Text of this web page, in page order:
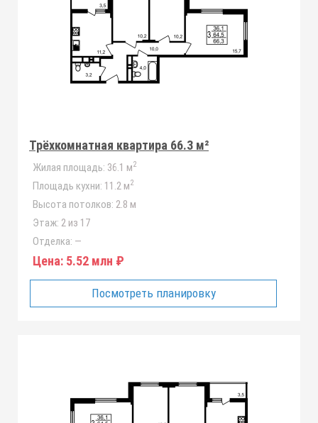
Трёхкомнатная квартира 66.3 м²
Жилая площадь: 36.1 м2
Площадь кухни: 11.2 м2
Высота потолков: 2.8 м
Этаж: 2 из 17
Отделка: —
Цена: 5.52 млн ₽
Посмотреть планировку